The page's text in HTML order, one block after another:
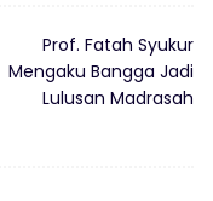
Prof. Fatah Syukur
Mengaku Bangga Jadi
Lulusan Madrasah